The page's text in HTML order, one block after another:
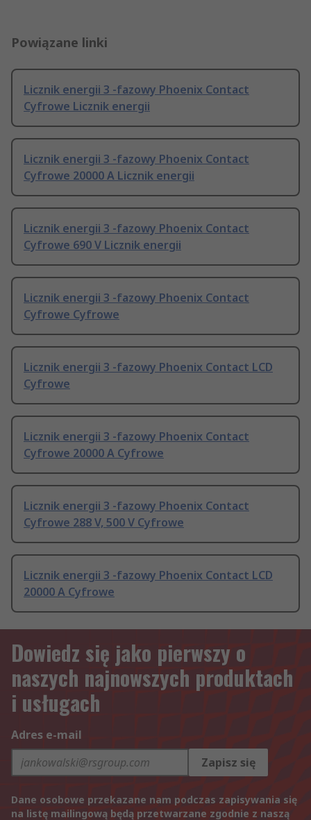
Powiązane linki
Licznik energii 3 -fazowy Phoenix Contact
Cyfrowe Licznik energii
Licznik energii 3 -fazowy Phoenix Contact
Cyfrowe 20000 A Licznik energii
Licznik energii 3 -fazowy Phoenix Contact
Cyfrowe 690 V Licznik energii
Licznik energii 3 -fazowy Phoenix Contact
Cyfrowe Cyfrowe
Licznik energii 3 -fazowy Phoenix Contact LCD
Cyfrowe
Licznik energii 3 -fazowy Phoenix Contact
Cyfrowe 20000 A Cyfrowe
Licznik energii 3 -fazowy Phoenix Contact
Cyfrowe 288 V, 500 V Cyfrowe
Licznik energii 3 -fazowy Phoenix Contact LCD
20000 A Cyfrowe
Dowiedz się jako pierwszy o
naszych najnowszych produktach
i usługach
Adres e-mail
Zapisz się
Dane osobowe przekazane nam podczas zapisywania się
na listę mailingową będą przetwarzane zgodnie z naszą